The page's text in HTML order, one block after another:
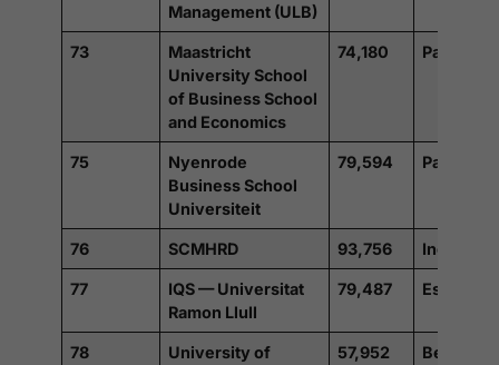
Management (ULB)
73
Maastricht
University School
of Business School
and Economics
74,180 Pays-Bas
75
Nyenrode
Business School
Universiteit
79,594 Pays-Bas
76 SCMHRD 93,756 Inde
77
IQS — Universitat
Ramon Llull
79,487 Espagne
78
University of
57,952 Belgique